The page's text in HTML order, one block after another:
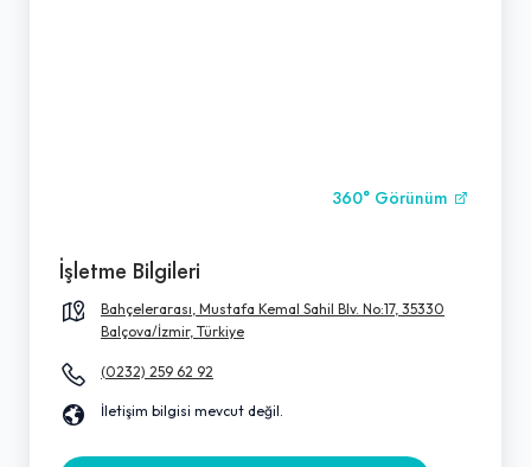
360° Görünüm
İşletme Bilgileri
Bahçelerarası, Mustafa Kemal Sahil Blv. No:17, 35330
Balçova/İzmir, Türkiye
(0232) 259 62 92
İletişim bilgisi mevcut değil.